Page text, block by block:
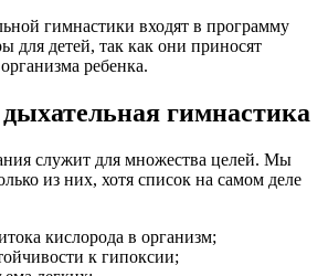
гимнастики входят в программу
для детей, так как они приносят
ребенка.
гимнастика
служит для множества целей. Мы
из них, хотя список на самом деле
кислорода в организм;
к гипоксии;